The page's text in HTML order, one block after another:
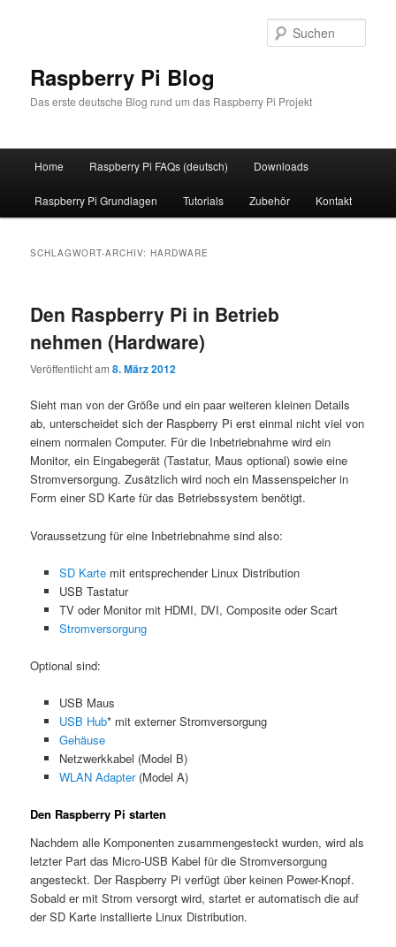
Raspberry Pi Blog
Das erste deutsche Blog rund um das Raspberry Pi Projekt
Home Raspberry Pi FAQs (deutsch) Downloads
Raspberry Pi Grundlagen Tutorials Zubehör Kontakt
SCHLAGWORT-ARCHIV:HARDWARE
Den Raspberry Pi in Betrieb
nehmen (Hardware)
Veröffentlicht am8. März 2012
Sieht man von der Größe und ein paar weiteren kleinen Details
ab, unterscheidet sich der Raspberry Pi erst einmal nicht viel von
einem normalen Computer. Für die Inbetriebnahme wird ein
Monitor, ein Eingabegerät (Tastatur, Maus optional) sowie eine
Stromversorgung. Zusätzlich wird noch ein Massenspeicher in
Form einer SD Karte für das Betriebssystem benötigt.
Voraussetzung für eine Inbetriebnahme sind also:
SD Kartemit entsprechender Linux Distribution
USB Tastatur
TV oder Monitor mit HDMI, DVI, Composite oder Scart
Stromversorgung
Optional sind:
USB Maus
USB Hub* mit externer Stromversorgung
Gehäuse
Netzwerkkabel (Model B)
WLAN Adapter(Model A)
Den Raspberry Pi starten
Nachdem alle Komponenten zusammengesteckt wurden, wird als
letzter Part das Micro-USB Kabel für die Stromversorgung
angesteckt. Der Raspberry Pi verfügt über keinen Power-Knopf.
Sobald er mit Strom versorgt wird, startet er automatisch die auf
der SD Karte installierte Linux Distribution.